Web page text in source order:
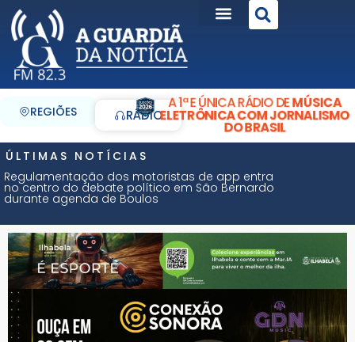
REGIÕES RÁDIO
A 1ª E ÚNICA RÁDIO DEMÚSICA
ELETRÔNICA COM JORNALISMO
DO BRASIL
ÚLTIMAS NOTÍCIAS
Regulamentação dos motoristas de app entra
no centro do debate político em São Bernardo
durante agenda de Boulos